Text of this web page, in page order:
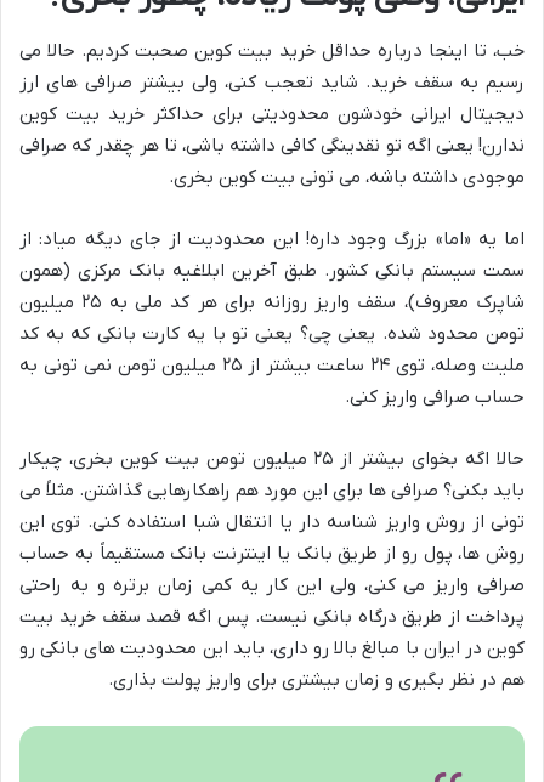
خب، تا اینجا درباره حداقل خرید بیت کوین صحبت کردیم. حالا می
رسیم به سقف خرید. شاید تعجب کنی، ولی بیشتر صرافی های ارز
دیجیتال ایرانی خودشون محدودیتی برای حداکثر خرید بیت کوین
ندارن! یعنی اگه تو نقدینگی کافی داشته باشی، تا هر چقدر که صرافی
موجودی داشته باشه، می تونی بیت کوین بخری.
اما یه «اما» بزرگ وجود داره! این محدودیت از جای دیگه میاد: از
سمت سیستم بانکی کشور. طبق آخرین ابلاغیه بانک مرکزی (همون
شاپرک معروف)، سقف واریز روزانه برای هر کد ملی به ۲۵ میلیون
تومن محدود شده. یعنی چی؟ یعنی تو با یه کارت بانکی که به کد
ملیت وصله، توی ۲۴ ساعت بیشتر از ۲۵ میلیون تومن نمی تونی به
حساب صرافی واریز کنی.
حالا اگه بخوای بیشتر از ۲۵ میلیون تومن بیت کوین بخری، چیکار
باید بکنی؟ صرافی ها برای این مورد هم راهکارهایی گذاشتن. مثلاً می
تونی از روش واریز شناسه دار یا انتقال شبا استفاده کنی. توی این
روش ها، پول رو از طریق بانک یا اینترنت بانک مستقیماً به حساب
صرافی واریز می کنی، ولی این کار یه کمی زمان برتره و به راحتی
پرداخت از طریق درگاه بانکی نیست. پس اگه قصد سقف خرید بیت
کوین در ایران با مبالغ بالا رو داری، باید این محدودیت های بانکی رو
هم در نظر بگیری و زمان بیشتری برای واریز پولت بذاری.